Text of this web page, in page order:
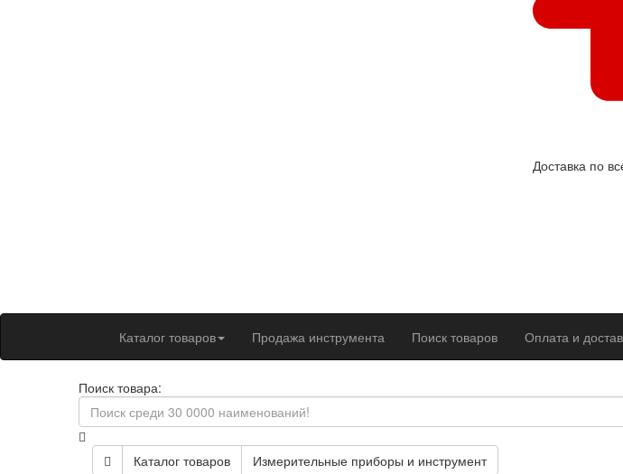
Доставка по
Каталог товаров Продажа инструмента Поиск товаров Оплата и
Поиск товара:
Каталог товаров
Измерительные приборы и инструмент